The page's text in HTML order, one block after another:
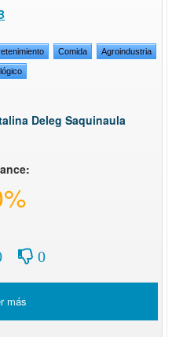
Comida Agroindustria
Deleg Saquinaula
0
más